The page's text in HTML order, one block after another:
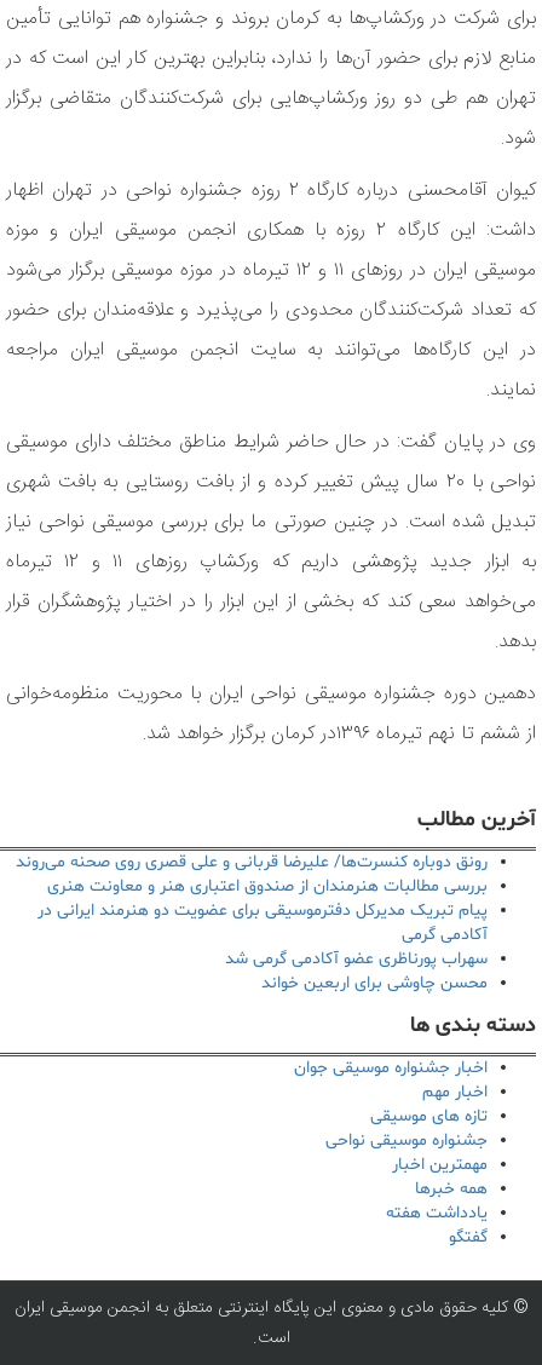
برای شرکت در ورکشاپ‌ها به کرمان بروند و جشنواره هم توانایی تأمین
منابع لازم برای حضور آن‌ها را ندارد، بنابراین بهترین کار این است که در
تهران هم طی دو روز ورکشاپ‌هایی برای شرکت‌کنندگان متقاضی برگزار
شود.
کیوان آقامحسنی درباره کارگاه ۲ روزه جشنواره نواحی در تهران اظهار
داشت: این کارگاه ۲ روزه با همکاری انجمن موسیقی ایران و موزه
موسیقی ایران در روزهای ۱۱ و ۱۲ تیرماه در موزه موسیقی برگزار می‌شود
که تعداد شرکت‌کنندگان محدودی را می‌پذیرد و علاقه‌مندان برای حضور
در این کارگاه‌ها می‌توانند به سایت انجمن موسیقی ایران مراجعه
نمایند.
وی در پایان گفت: در حال حاضر شرایط مناطق مختلف دارای موسیقی
نواحی با ۲۰ سال پیش تغییر کرده و از بافت‌ روستایی به بافت شهری
تبدیل شده است. در چنین صورتی ما برای بررسی موسیقی نواحی نیاز
به ابزار جدید پژوهشی داریم که ورکشاپ روزهای ۱۱ و ۱۲ تیرماه
می‌خواهد سعی کند که بخشی از این ابزار را در اختیار پژوهشگران قرار
بدهد.
دهمین دوره جشنواره موسیقی نواحی ایران با محوریت منظومه‌خوانی
از ششم تا نهم تیرماه ۱۳۹۶در کرمان برگزار خواهد شد.
آخرین مطالب
رونق دوباره کنسرت‌ها/ علیرضا قربانی و علی قصری روی صحنه می‌روند
بررسی مطالبات هنرمندان از صندوق اعتباری هنر و معاونت هنری
پیام تبریک مدیرکل دفترموسیقی برای عضویت دو هنرمند ایرانی در
آکادمی گرمی
سهراب پورناظری عضو آکادمی گرمی شد
محسن چاوشی برای اربعین خواند
دسته بندی ها
اخبار جشنواره موسیقی جوان
اخبار مهم
تازه های موسیقی
جشنواره موسیقی نواحی
مهمترین اخبار
همه خبرها
یادداشت هفته
گفتگو
© کلیه حقوق مادی و معنوی این پایگاه اینترنتی متعلق به انجمن موسیقی ایران
است.